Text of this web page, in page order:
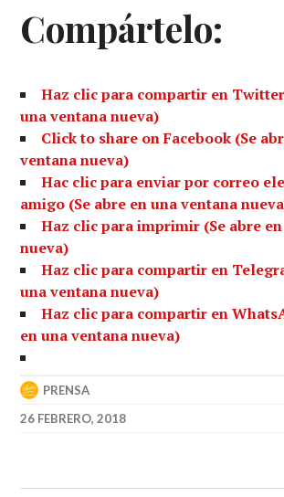
Compártelo:
Haz clic para compartir en
una ventana nueva)
Click to share on Facebook (Se
ventana nueva)
Hac clic para enviar por correo
amigo (Se abre en una ventana
Haz clic para imprimir (Se abre
nueva)
Haz clic para compartir en
una ventana nueva)
Haz clic para compartir en
en una ventana nueva)
PRENSA
26 FEBRERO, 2018